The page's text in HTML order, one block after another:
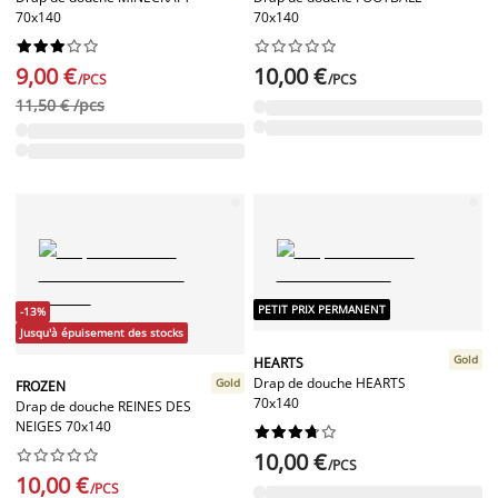
70x140






9,00 €/PCS
11,50 € /pcs
70x140






10,00 €/PCS
-13%
Jusqu'à épuisement des stocks
FROZEN
Drap de douche REINES DES
NEIGES 70x140
Gold






10,00 €/PCS
PETIT PRIX PERMANENT
HEARTS
Drap de douche HEARTS
70x140
Gold






10,00 €/PCS